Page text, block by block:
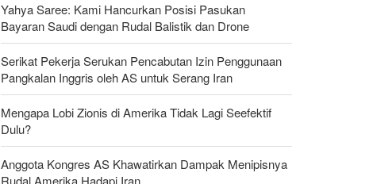
Yahya Saree: Kami Hancurkan Posisi Pasukan
Bayaran Saudi dengan Rudal Balistik dan Drone
Serikat Pekerja Serukan Pencabutan Izin Penggunaan
Pangkalan Inggris oleh AS untuk Serang Iran
Mengapa Lobi Zionis di Amerika Tidak Lagi Seefektif
Dulu?
Anggota Kongres AS Khawatirkan Dampak Menipisnya
Rudal Amerika Hadapi Iran